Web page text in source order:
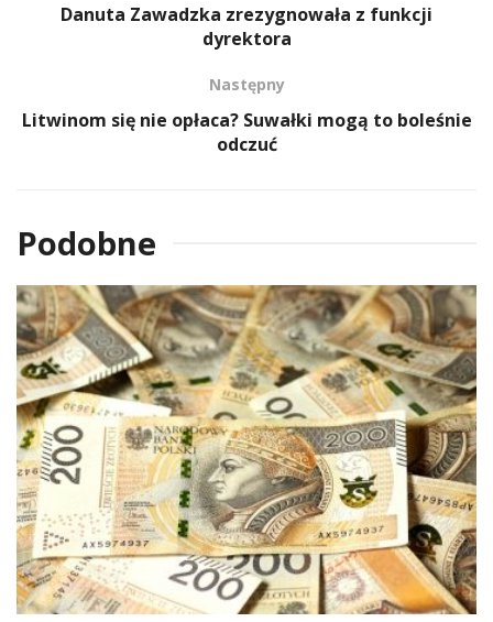
Danuta Zawadzka zrezygnowała z funkcji
dyrektora
Następny
Litwinom się nie opłaca? Suwałki mogą to boleśnie
odczuć
Podobne